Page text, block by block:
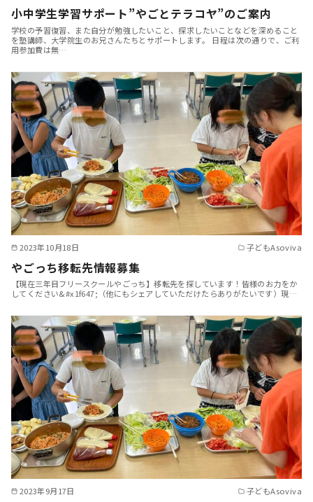
小中学生学習サポート”やごとテラコヤ”のご案内
学校の予習復習、また自分が勉強したいこと、探求したいことなどを深めること
を塾講師、大学院生のお兄さんたちとサポートします。 日程は次の通りで、ご利
用参加費は無…
2023年10月18日 子どもAsoviva
やごっち移転先情報募集
【現在三年目フリースクールやごっち】移転先を探しています！皆様のお力をか
してください&#x1f647;（他にもシェアしていただけたらありがたいです）現…
2023年9月17日 子どもAsoviva